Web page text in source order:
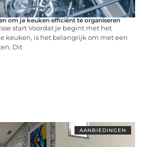
om je keuken efficiënt te organiseren
start Voordat je begint met het
keuken, is het belangrijk om met een
Dit
AANBIEDINGEN